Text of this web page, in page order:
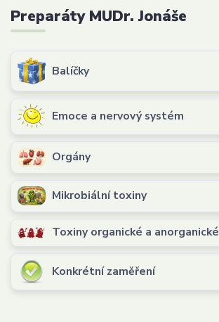
Preparáty MUDr. Jonáše
Balíčky
Emoce a nervový systém
Orgány
Mikrobiální toxiny
Toxiny organické a anorganické
Konkrétní zaměření